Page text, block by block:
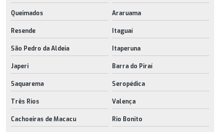
Queimados Araruama
Resende Itaguaí
São Pedro da Aldeia Itaperuna
Japeri Barra do Piraí
Saquarema Seropédica
Três Rios Valença
Cachoeiras de Macacu Rio Bonito